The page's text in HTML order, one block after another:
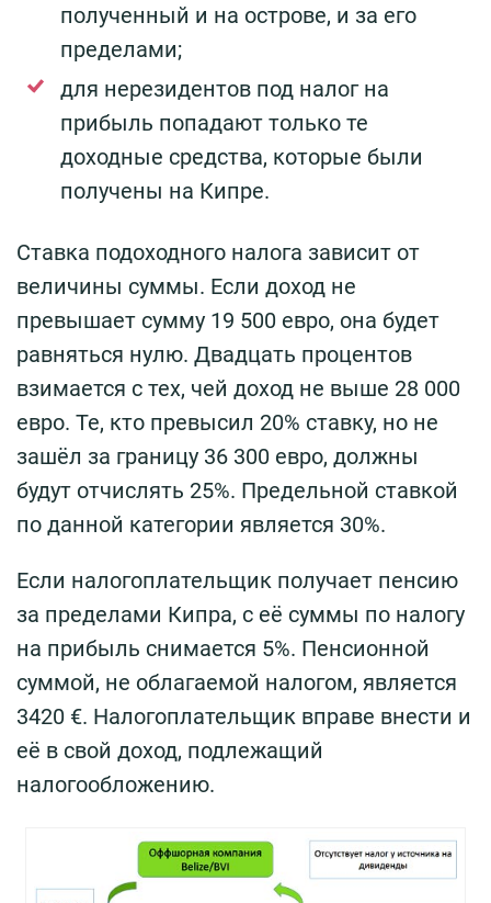
полученный и на острове, и за его
пределами;
для нерезидентов под налог на
прибыль попадают только те
доходные средства, которые были
получены на Кипре.
Ставка подоходного налога зависит от
величины суммы. Если доход не
превышает сумму 19 500 евро, она будет
равняться нулю. Двадцать процентов
взимается с тех, чей доход не выше 28 000
евро. Те, кто превысил 20% ставку, но не
зашёл за границу 36 300 евро, должны
будут отчислять 25%. Предельной ставкой
по данной категории является 30%.
Если налогоплательщик получает пенсию
за пределами Кипра, с её суммы по налогу
на прибыль снимается 5%. Пенсионной
суммой, не облагаемой налогом, является
3420 €. Налогоплательщик вправе внести и
её в свой доход, подлежащий
налогообложению.